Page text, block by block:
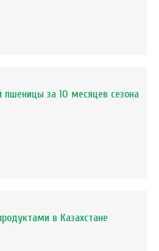
пшеницы за 10 месяцев сезона
в Казахстане